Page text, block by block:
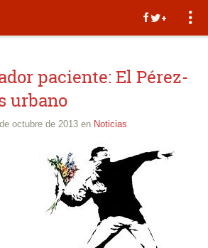
paciente: El Pérez-
urbano
octubre de 2013 en Noticias